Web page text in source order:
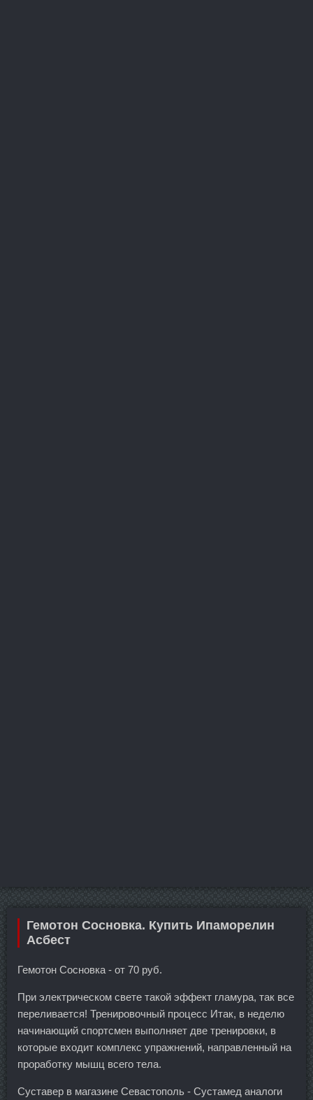
Гемотон Сосновка. Купить Ипаморелин
Асбест
Гемотон Сосновка - от 70 руб.
При электрическом свете такой эффект гламура, так все
переливается! Тренировочный процесс Итак, в неделю
начинающий спортсмен выполняет две тренировки, в
которые входит комплекс упражнений, направленный на
проработку мышц всего тела.
Суставер в магазине Севастополь - Сустамед аналоги